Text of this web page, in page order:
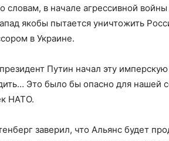
словам, в начале агрессивной
якобы пытается уничтожить
в Украине.
Путин начал эту
Это было бы опасно для нашей
НАТО.
заверил, что Альянс будет